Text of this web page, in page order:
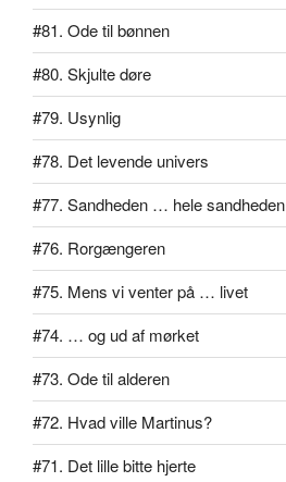
#81. Ode til bønnen
#80. Skjulte døre
#79. Usynlig
#78. Det levende univers
#77. Sandheden … hele sandheden
#76. Rorgængeren
#75. Mens vi venter på … livet
#74. … og ud af mørket
#73. Ode til alderen
#72. Hvad ville Martinus?
#71. Det lille bitte hjerte